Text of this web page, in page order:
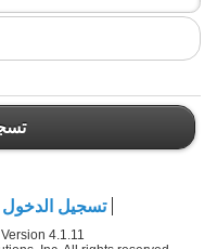
تسجيل الدخول
4.1.11